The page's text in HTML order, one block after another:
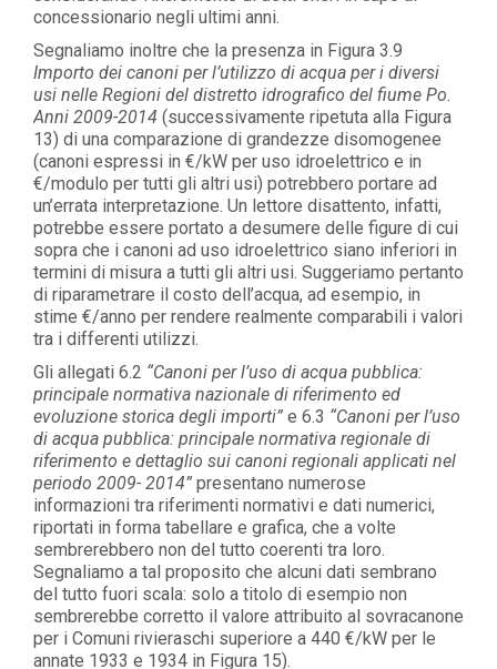
concessionario negli ultimi anni.
Segnaliamo inoltre che la presenza in Figura 3.9
Importo dei canoni per l’utilizzo di acqua per i diversi
usi nelle Regioni del distretto idrografico del fiume Po.
Anni 2009-2014 (successivamente ripetuta alla Figura
13) di una comparazione di grandezze disomogenee
(canoni espressi in €/kW per uso idroelettrico e in
€/modulo per tutti gli altri usi) potrebbero portare ad
un’errata interpretazione. Un lettore disattento, infatti,
potrebbe essere portato a desumere delle figure di cui
sopra che i canoni ad uso idroelettrico siano inferiori in
termini di misura a tutti gli altri usi. Suggeriamo pertanto
di riparametrare il costo dell’acqua, ad esempio, in
stime €/anno per rendere realmente comparabili i valori
tra i differenti utilizzi.
Gli allegati 6.2 “Canoni per l’uso di acqua pubblica:
principale normativa nazionale di riferimento ed
evoluzione storica degli importi” e 6.3 “Canoni per l’uso
di acqua pubblica: principale normativa regionale di
riferimento e dettaglio sui canoni regionali applicati nel
periodo 2009- 2014” presentano numerose
informazioni tra riferimenti normativi e dati numerici,
riportati in forma tabellare e grafica, che a volte
sembrerebbero non del tutto coerenti tra loro.
Segnaliamo a tal proposito che alcuni dati sembrano
del tutto fuori scala: solo a titolo di esempio non
sembrerebbe corretto il valore attribuito al sovracanone
per i Comuni rivieraschi superiore a 440 €/kW per le
annate 1933 e 1934 in Figura 15).